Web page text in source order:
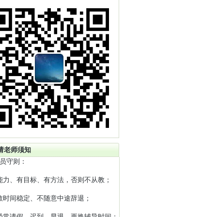
老师须知
守则：
力、有目标、有方法，否则不从教；
时间稳定、不随意中途辞退；